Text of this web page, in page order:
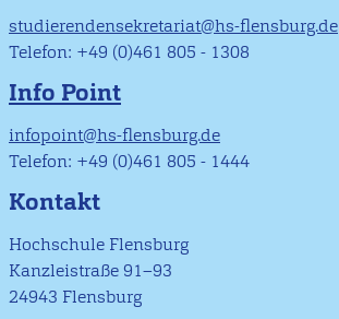
studierendensekretariat@hs-flensburg.de
Telefon: +49 (0)461 805 - 1308
Info Point
infopoint@hs-flensburg.de
Telefon: +49 (0)461 805 - 1444
Kontakt
Hochschule Flensburg
Kanzleistraße 91–93
24943 Flensburg